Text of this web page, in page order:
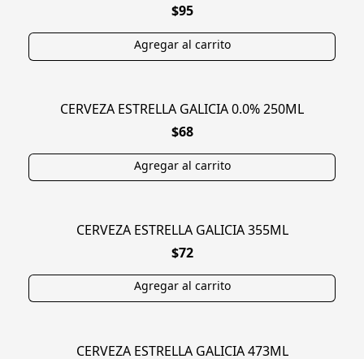
$95
CERVEZA ESTRELLA GALICIA 0.0% 250ML
$68
CERVEZA ESTRELLA GALICIA 355ML
$72
CERVEZA ESTRELLA GALICIA 473ML